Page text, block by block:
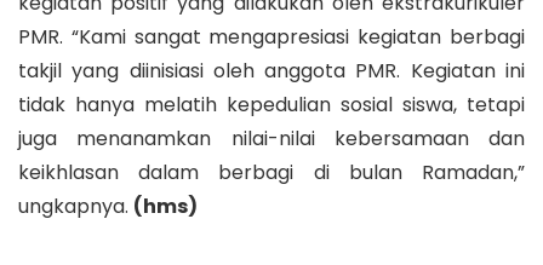
PMR. “Kami sangat mengapresiasi kegiatan berbagi
takjil yang diinisiasi oleh anggota PMR. Kegiatan ini
tidak hanya melatih kepedulian sosial siswa, tetapi
juga menanamkan nilai-nilai kebersamaan dan
keikhlasan dalam berbagi di bulan Ramadan,”
ungkapnya. (hms)